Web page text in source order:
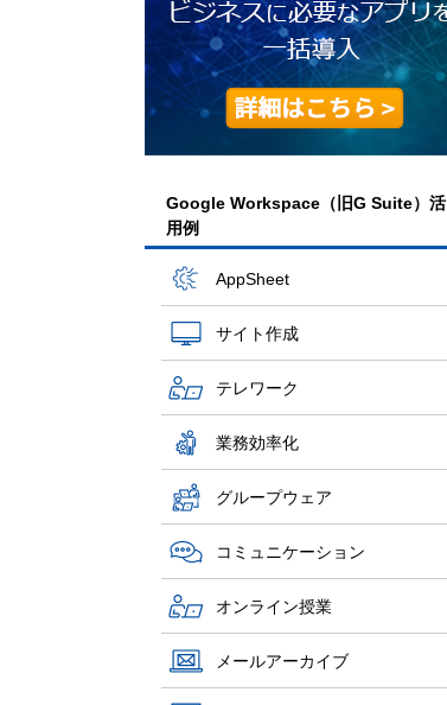
Google Workspace（旧G Suite）活
用例
AppSheet
サイト作成
テレワーク
業務効率化
グループウェア
コミュニケーション
オンライン授業
メールアーカイブ